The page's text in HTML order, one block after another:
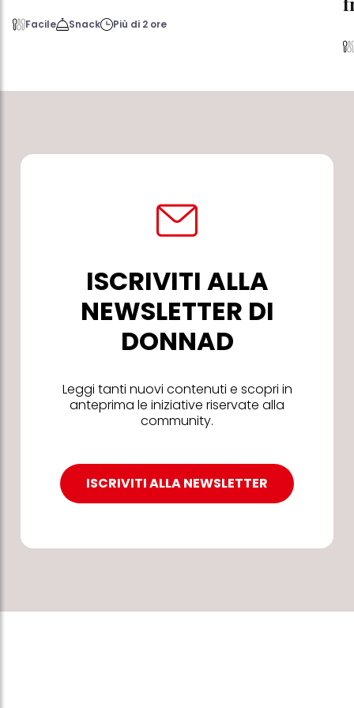
Facile Snack Più di 2 ore
ISCRIVITI ALLA
NEWSLETTER DI
DONNAD
Leggi tanti nuovi contenuti e scopri in
anteprima le iniziative riservate alla
community.
ISCRIVITI ALLA NEWSLETTER